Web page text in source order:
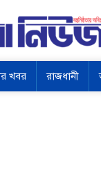
খবর রাজধানী